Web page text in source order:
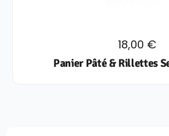
18,00 €
Panier Pâté & Rillettes